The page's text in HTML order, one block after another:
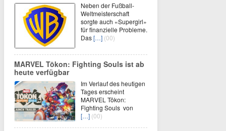
Neben der Fußball-
Weltmeisterschaft
sorgte auch «Supergirl»
für finanzielle Probleme.
Das[…] (00)
MARVEL Tōkon: Fighting Souls ist ab
heute verfügbar
Im Verlauf des heutigen
Tages erscheint
MARVEL Tōkon:
Fighting Souls von
[…] (00)